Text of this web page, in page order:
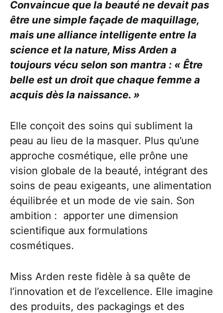
Convaincue que la beauté ne devait pas
être une simple façade de maquillage,
mais une alliance intelligente entre la
science et la nature, Miss Arden a
toujours vécu selon son mantra : « Être
belle est un droit que chaque femme a
acquis dès la naissance. »
Elle conçoit des soins qui subliment la
peau au lieu de la masquer. Plus qu’une
approche cosmétique, elle prône une
vision globale de la beauté, intégrant des
soins de peau exigeants, une alimentation
équilibrée et un mode de vie sain. Son
ambition : apporter une dimension
scientifique aux formulations
cosmétiques.
Miss Arden reste fidèle à sa quête de
l’innovation et de l’excellence. Elle imagine
des produits, des packagings et des